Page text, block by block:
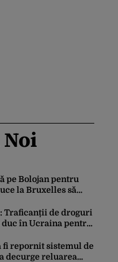
pe Bolojan pentru
la Bruxelles să
„Pentru că a dat
Traficanții de droguri
duc în Ucraina pentru
fi repornit sistemul de
decurge reluarea